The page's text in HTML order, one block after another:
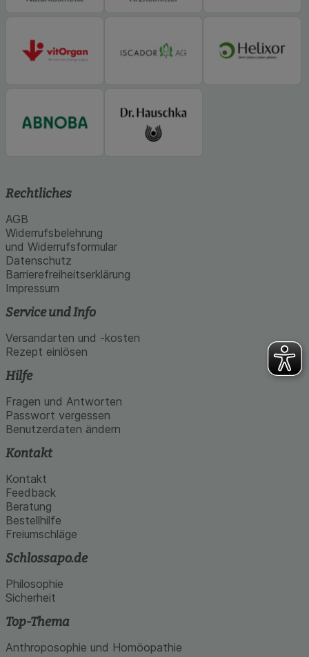
Rechtliches
AGB
Widerrufsbelehrung
und Widerrufsformular
Datenschutz
Barrierefreiheitserklärung
Impressum
Service und Info
Versandarten und -kosten
Rezept einlösen
Hilfe
Fragen und Antworten
Passwort vergessen
Benutzerdaten ändern
Kontakt
Kontakt
Feedback
Beratung
Bestellhilfe
Freiumschläge
Schlossapo.de
Philosophie
Sicherheit
Top-Thema
Anthroposophie und Homöopathie